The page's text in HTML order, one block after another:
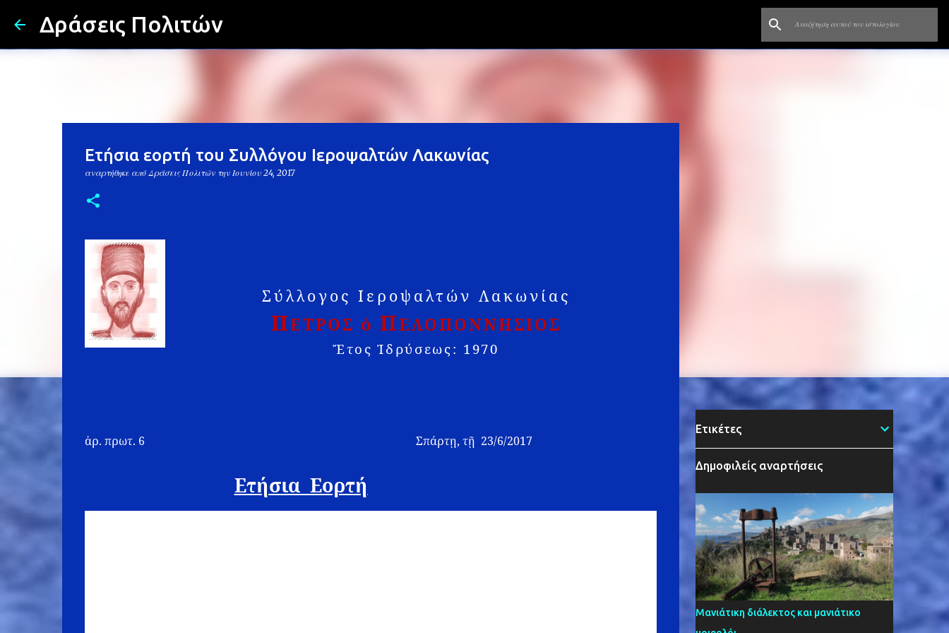
Δράσεις Πολιτών
Ετήσια εορτή του Συλλόγου Ιεροψαλτών Λα­κω­νί­ας
αναρτήθηκε από Δράσεις Πολιτών την Ιουνίου 24, 2017
Σύλλογος Ιεροψαλτών Λα­κω­νί­ας
ΠΕΤΡΟΣ ὁ ΠΕΛΟΠΟΝΝΗΣΙΟΣ
Ἔτος Ἱδρύσεως: 1970
ἀρ. πρωτ. 6 Σπάρτῃ, τῇ 23/6/2017
Ετήσια Εορτή
Ετικέτες
Δημοφιλείς αναρτήσεις
Μανιάτικη διάλεκτος και μανιάτικο